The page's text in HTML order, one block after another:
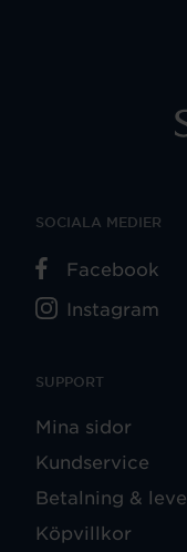
SUPPORT
Mina sidor
Kundservice
Betalning &
Köpvillkor
SOCIALA MEDIER
Facebook
Instagram